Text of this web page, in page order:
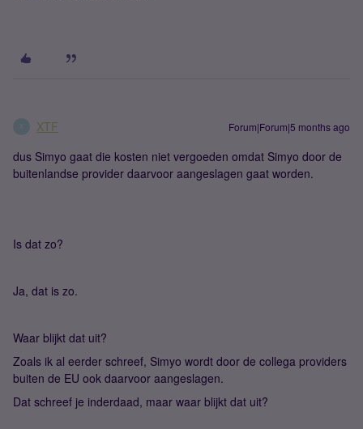
XTF Forum|Forum|5 months ago
dus Simyo gaat die kosten niet vergoeden omdat Simyo door de
buitenlandse provider daarvoor aangeslagen gaat worden.
Is dat zo?
Ja, dat is zo.
Waar blijkt dat uit?
Zoals ik al eerder schreef, Simyo wordt door de collega providers
buiten de EU ook daarvoor aangeslagen.
Dat schreef je inderdaad, maar waar blijkt dat uit?